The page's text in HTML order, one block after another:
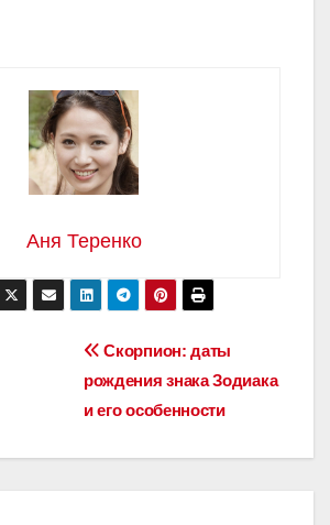
Аня Теренко
Скорпион: даты
рождения знака Зодиака
и его особенности